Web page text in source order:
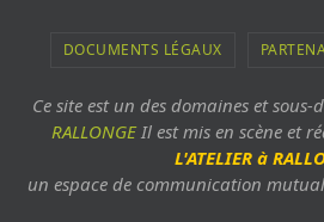
DOCUMENTS LÉGAUX
Ce site est un des domaines et sous-
RALLONGEIl est mis en scène et
L'ATELIER à
un espace de communication